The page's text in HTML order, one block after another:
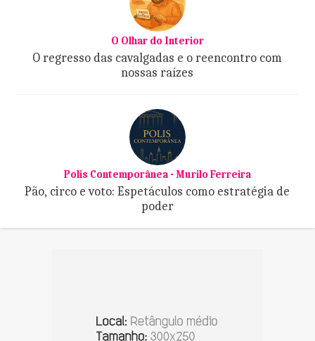
O Olhar do Interior
O regresso das cavalgadas e o reencontro com
nossas raízes
Polis Contemporânea - Murilo Ferreira
Pão, circo e voto: Espetáculos como estratégia de
poder